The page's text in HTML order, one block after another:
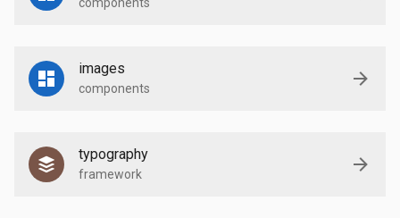
images
components
typography
framework